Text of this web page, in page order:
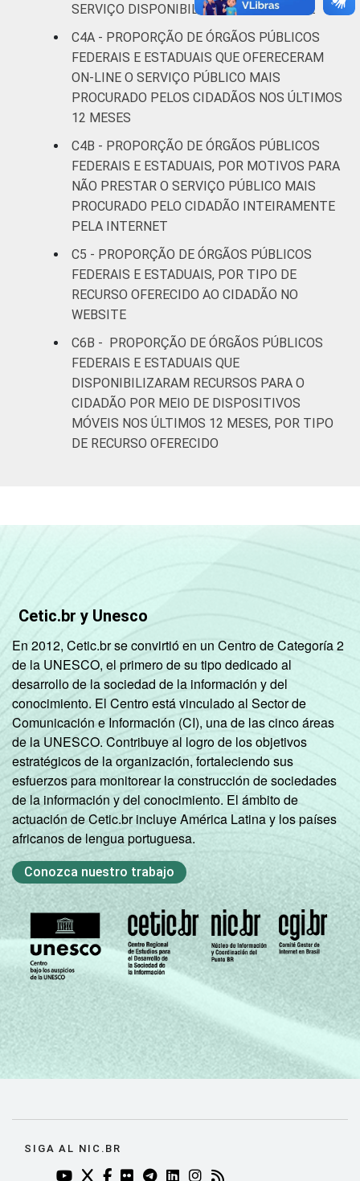
SERVIÇO DISPONIBILIZADO NO WEBSITE
C4A - PROPORÇÃO DE ÓRGÃOS PÚBLICOS
FEDERAIS E ESTADUAIS QUE OFERECERAM
ON-LINE O SERVIÇO PÚBLICO MAIS
PROCURADO PELOS CIDADÃOS NOS ÚLTIMOS
12 MESES
C4B - PROPORÇÃO DE ÓRGÃOS PÚBLICOS
FEDERAIS E ESTADUAIS, POR MOTIVOS PARA
NÃO PRESTAR O SERVIÇO PÚBLICO MAIS
PROCURADO PELO CIDADÃO INTEIRAMENTE
PELA INTERNET
C5 - PROPORÇÃO DE ÓRGÃOS PÚBLICOS
FEDERAIS E ESTADUAIS, POR TIPO DE
RECURSO OFERECIDO AO CIDADÃO NO
WEBSITE
C6B - PROPORÇÃO DE ÓRGÃOS PÚBLICOS
FEDERAIS E ESTADUAIS QUE
DISPONIBILIZARAM RECURSOS PARA O
CIDADÃO POR MEIO DE DISPOSITIVOS
MÓVEIS NOS ÚLTIMOS 12 MESES, POR TIPO
DE RECURSO OFERECIDO
Cetic.br y Unesco
En 2012, Cetic.br se convirtió en un Centro de Categoría 2
de la UNESCO, el primero de su tipo dedicado al
desarrollo de la sociedad de la información y del
conocimiento. El Centro está vinculado al Sector de
Comunicación e Información (CI), una de las cinco áreas
de la UNESCO. Contribuye al logro de los objetivos
estratégicos de la organización, fortaleciendo sus
esfuerzos para monitorear la construcción de sociedades
de la información y del conocimiento. El ámbito de
actuación de Cetic.br incluye América Latina y los países
africanos de lengua portuguesa.
Conozca nuestro trabajo
SIGA AL NIC.BR
YOUTUBE DO NIC.BR (ABRE EM NOVA ABA)
TWITTER DO NIC.BR (ABRE EM NOVA ABA)
FACEBOOK DO NIC.BR (ABRE EM NOVA
FLICKR DO NIC.BR (ABRE EM NOVA
TELEGRAM DO NIC.BR (ABRE EM
LINKEDIN DO NIC.BR (ABRE
INSTAGRAM DO NIC.BR
RSS DO NIC.BR (ABRE